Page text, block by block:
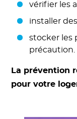
vérifier les
installer
stocker les
précaution.
La prévention
pour votre